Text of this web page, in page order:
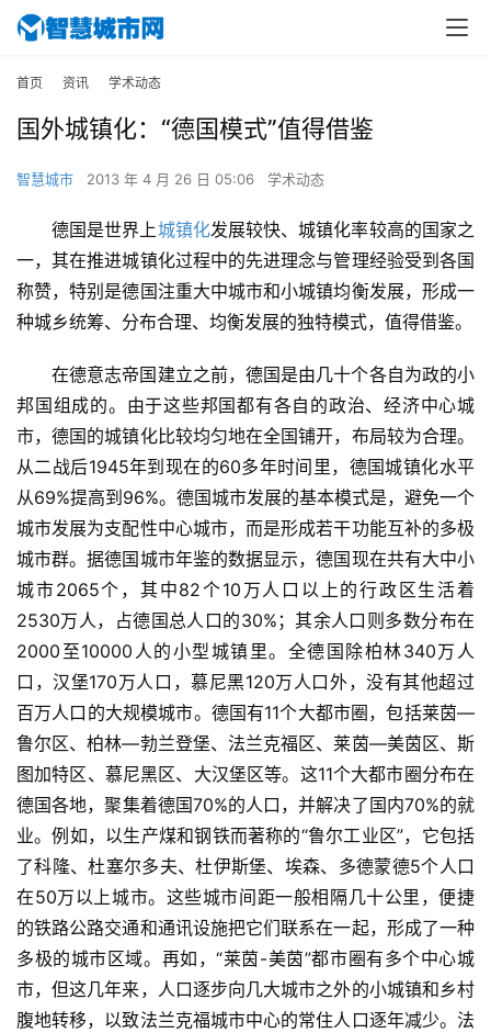
首页 资讯 学术动态
国外城镇化：“德国模式”值得借鉴
智慧城市 2013 年 4 月 26 日 05:06 学术动态
德国是世界上城镇化发展较快、城镇化率较高的国家之
一，其在推进城镇化过程中的先进理念与管理经验受到各国
称赞，特别是德国注重大中城市和小城镇均衡发展，形成一
种城乡统筹、分布合理、均衡发展的独特模式，值得借鉴。
在德意志帝国建立之前，德国是由几十个各自为政的小
邦国组成的。由于这些邦国都有各自的政治、经济中心城
市，德国的城镇化比较均匀地在全国铺开，布局较为合理。
从二战后1945年到现在的60多年时间里，德国城镇化水平
从69%提高到96%。德国城市发展的基本模式是，避免一个
城市发展为支配性中心城市，而是形成若干功能互补的多极
城市群。据德国城市年鉴的数据显示，德国现在共有大中小
城市2065个，其中82个10万人口以上的行政区生活着
2530万人，占德国总人口的30%；其余人口则多数分布在
2000至10000人的小型城镇里。全德国除柏林340万人
口，汉堡170万人口，慕尼黑120万人口外，没有其他超过
百万人口的大规模城市。德国有11个大都市圈，包括莱茵―
鲁尔区、柏林―勃兰登堡、法兰克福区、莱茵―美茵区、斯
图加特区、慕尼黑区、大汉堡区等。这11个大都市圈分布在
德国各地，聚集着德国70%的人口，并解决了国内70%的就
业。例如，以生产煤和钢铁而著称的“鲁尔工业区”，它包括
了科隆、杜塞尔多夫、杜伊斯堡、埃森、多德蒙德5个人口
在50万以上城市。这些城市间距一般相隔几十公里，便捷
的铁路公路交通和通讯设施把它们联系在一起，形成了一种
多极的城市区域。再如，“莱茵-美茵”都市圈有多个中心城
市，但这几年来，人口逐步向几大城市之外的小城镇和乡村
腹地转移，以致法兰克福城市中心的常住人口逐年减少。法